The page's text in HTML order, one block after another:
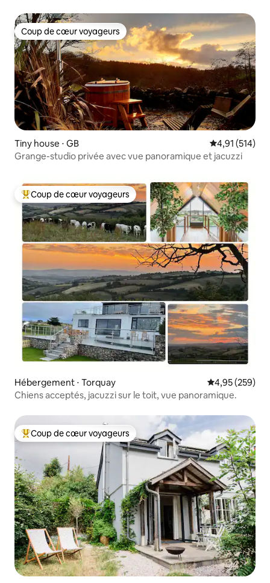
Coup de cœur voyageurs
Coup de cœur voyageurs
Tiny house ⋅ GB Évaluation
4,91 (514)
Grange-studio privée avec vue panoramique et jacuzzi
Coups de cœur voyageurs les plus appréciés
Coup de cœur voyageurs
Hébergement ⋅ Torquay Évaluation
4,95 (259)
Chiens acceptés, jacuzzi sur le toit, vue panoramique.
Coups de cœur voyageurs les plus appréciés
Coup de cœur voyageurs